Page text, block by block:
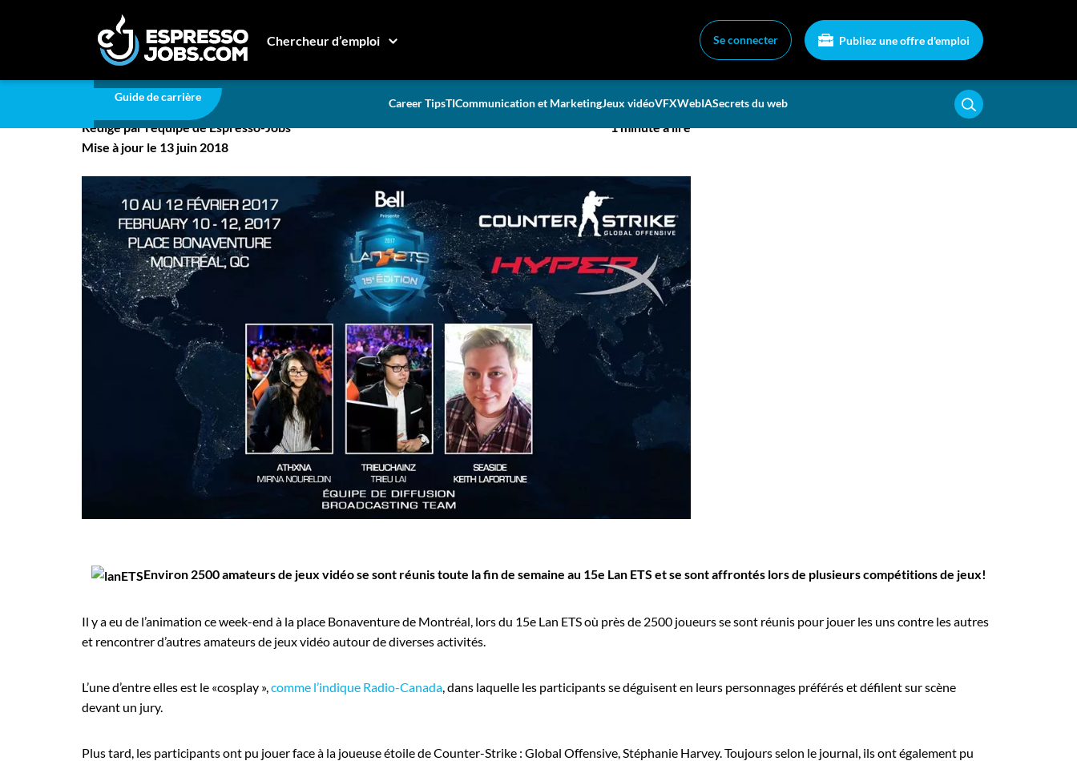
Chercheur d’emploi Se connecter Publiez une offre d'emploi
Créez un compte
Emplois
Recherchez un emploi
Compagnies
Ma boîte à outils
Conseils carrière
Nos chroniques
Inscrivez-vous à l'infolettre
Guide de carrière Career TipsTICommunication et MarketingJeux vidéoVFXWebIASecrets du web
Carrière Le 15e Lan ETS a eu lieu en fin de semaine!
Le 15e Lan ETS a eu lieu en fin de semaine!
Rédigé par l'équipe de Espresso-Jobs
Mise à jour le 13 juin 2018
1 minute à lire
Environ 2500 amateurs de jeux vidéo se sont réunis toute la fin de semaine au 15e Lan ETS et se sont affrontés lors de plusieurs compétitions de jeux!
Il y a eu de l’animation ce week-end à la place Bonaventure de Montréal, lors du 15e Lan ETS où près de 2500 joueurs se sont réunis pour jouer les uns contre les autres
et rencontrer d’autres amateurs de jeux vidéo autour de diverses activités.
L’une d’entre elles est le «cosplay »,comme l’indique Radio-Canada, dans laquelle les participants se déguisent en leurs personnages préférés et défilent sur scène
devant un jury.
Plus tard, les participants ont pu jouer face à la joueuse étoile de Counter-Strike : Global Offensive, Stéphanie Harvey. Toujours selon le journal, ils ont également pu